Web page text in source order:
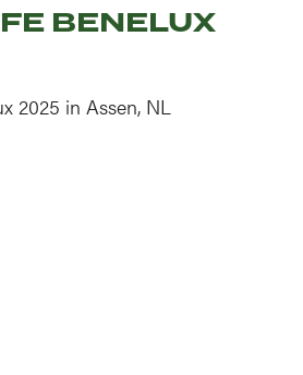
BENELUX
2025 in Assen, NL